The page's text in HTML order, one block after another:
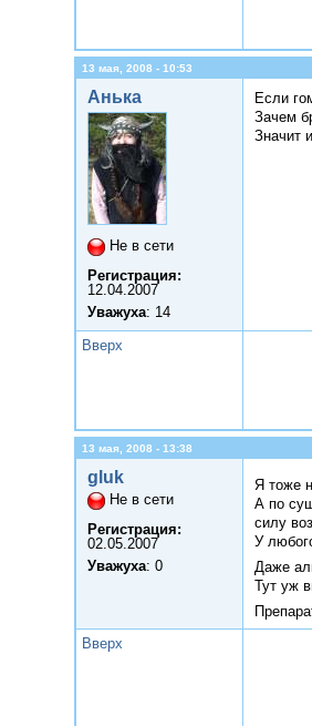
13 мая, 2008 - 10:53
Анька
Не в сети
Регистрация:
12.04.2007
Уважуха: 14
Если
Зачем
Значит
Вверх
13 мая, 2008 - 13:38
gluk
Не в сети
Регистрация:
02.05.2007
Уважуха: 0
Я тоже
А по
силу
У
Даже
Тут уж
Вверх